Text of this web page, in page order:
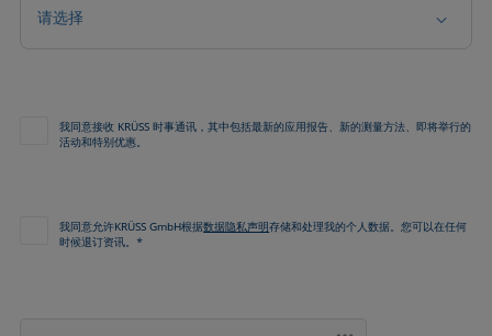
请选择
我同意接收 KRÜSS 时事通讯，其中包括最新的应用报告、新的测量方法、即将举行的
活动和特别优惠。
我同意允许KRÜSS GmbH根据数据隐私声明存储和处理我的个人数据。您可以在任何
时候退订资讯。*